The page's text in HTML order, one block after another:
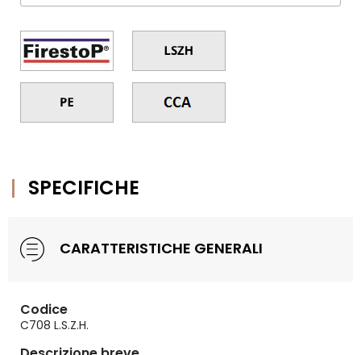
SPECIFICHE
CARATTERISTICHE GENERALI
Codice
C708 L.S.Z.H.